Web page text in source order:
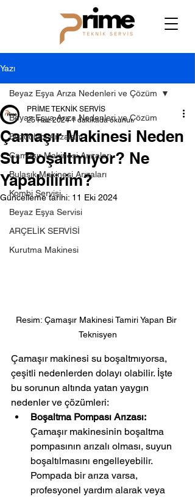
Yazı
Beyaz Eşya Arıza Nedenleri ve Çözüm
Buzdolabı Arızaları
Çamaşır Makinesi Arızaları
Bulaşık Makinesi Arızaları
Kombi Servisi
Beyaz Eşya Servisi
ARÇELİK SERVİSİ
Kurutma Makinesi
Beyaz Eşya Arıza Nedenleri ve Çözüm
Çamaşır Makinesi Neden
Su Boşaltmıyor? Ne
Yapabilirim?
PRİME TEKNİK SERVİS
25 Haz 2024 1 dakikada okunur
Güncelleme tarihi: 11 Eki 2024
Resim: Çamaşır Makinesi Tamiri Yapan Bir
Teknisyen
Çamaşır makinesi su boşaltmıyorsa,
çeşitli nedenlerden dolayı olabilir. İşte
bu sorunun altında yatan yaygın
nedenler ve çözümleri:
Boşaltma Pompası Arızası:
Çamaşır makinesinin boşaltma
pompasının arızalı olması, suyun
boşaltılmasını engelleyebilir.
Pompada bir arıza varsa,
profesyonel yardım alarak veya